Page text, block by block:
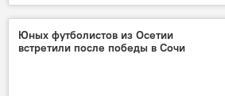
Северная Осетия
Юных футболистов из Осетии
встретили после победы в Сочи